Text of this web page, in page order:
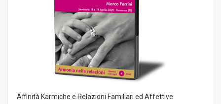
Affinità Karmiche e Relazioni Familiari ed Affettive